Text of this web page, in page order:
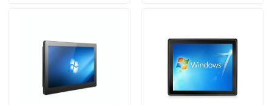
Hakkımızda
Fabrika turu